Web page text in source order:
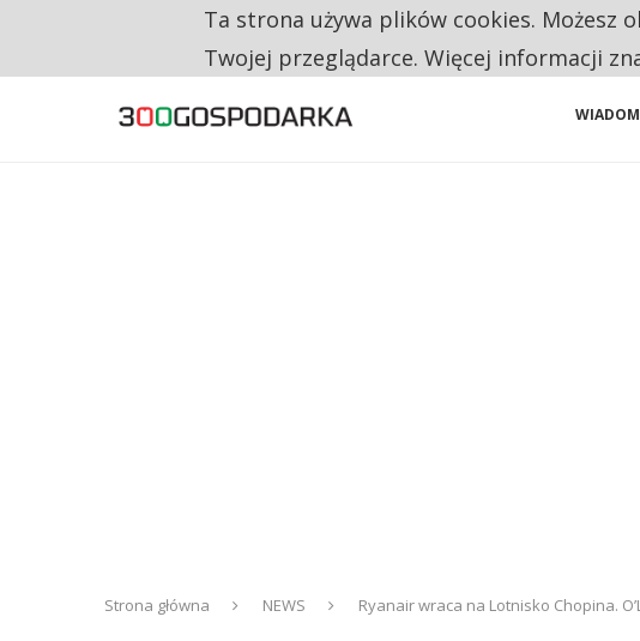
CO TRZECIĄ ZŁOTÓWKĘ Z EMERYTURY SENIORZY
Strona główna NEWS Ryanair wraca na Lotnisko Chopina.
Ta strona używa plików cookies.
Twojej przeglądarce. Więcej informacji